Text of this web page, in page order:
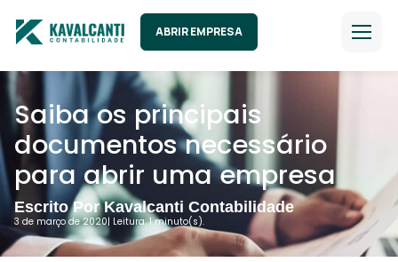
ABRIR EMPRESA
Saiba os principais
documentos necessário
para abrir uma empresa
Escrito Por Kavalcanti Contabilidade
3 de março de 2020| Leitura: 1 minuto(s).